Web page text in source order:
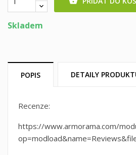
Skladem
POPIS DETAILY
Recenze:
https://www.armorama.com/